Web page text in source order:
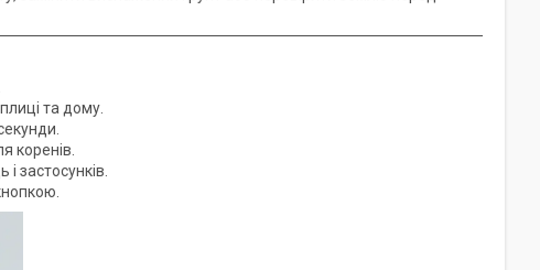
та дому.
коренів.
застосунків.